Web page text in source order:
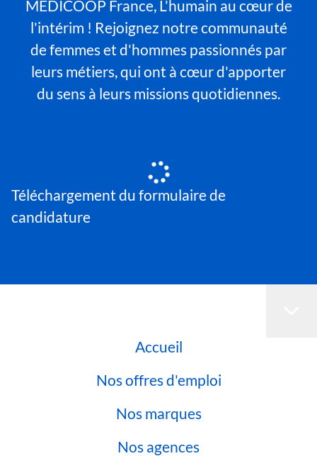
MEDICOOP France, L'humain au cœur de
l'intérim ! Rejoignez notre communauté
de femmes et d'hommes passionnés par
leurs métiers, qui ont à cœur d'apporter
du sens à leurs missions quotidiennes.
Téléchargement du formulaire de
candidature
Accueil
Nos offres d'emploi
Nos marques
Nos agences